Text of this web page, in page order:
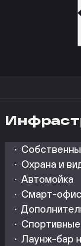
Охрана и
Автомойка
Смарт-
Лаунж-бар